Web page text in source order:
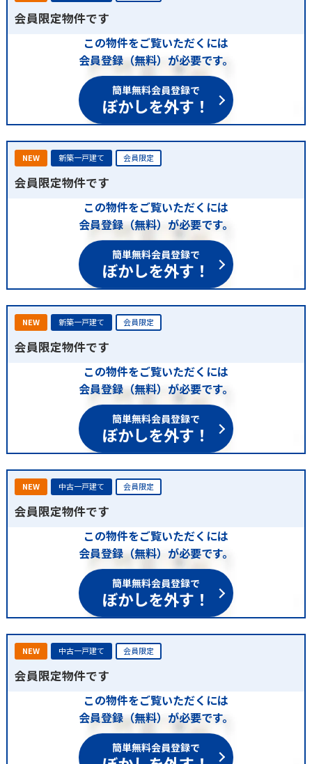
会員限定物件です
この物件をご覧いただくには
会員登録（無料）が必要です。
簡単無料会員登録で
ぼかしを外す！
NEW 新築一戸建て 会員限定
会員限定物件です
この物件をご覧いただくには
会員登録（無料）が必要です。
簡単無料会員登録で
ぼかしを外す！
NEW 新築一戸建て 会員限定
会員限定物件です
この物件をご覧いただくには
会員登録（無料）が必要です。
簡単無料会員登録で
ぼかしを外す！
NEW 中古一戸建て 会員限定
会員限定物件です
この物件をご覧いただくには
会員登録（無料）が必要です。
簡単無料会員登録で
ぼかしを外す！
NEW 中古一戸建て 会員限定
会員限定物件です
この物件をご覧いただくには
会員登録（無料）が必要です。
簡単無料会員登録で